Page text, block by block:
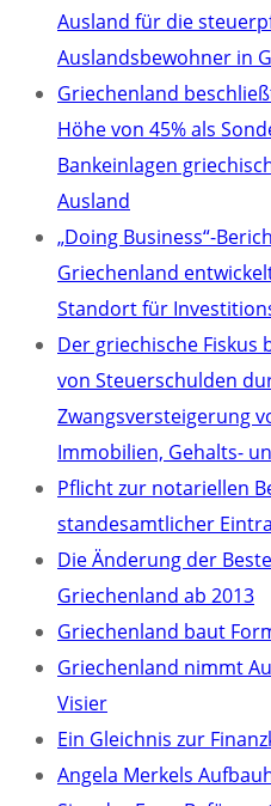
Ausland für die
Auslandsbewohner in
Griechenland
Höhe von 45% als
Bankeinlagen
Ausland
„Doing Business“-
Griechenland
Standort für
Der griechische
von Steuerschulden
Zwangsversteigerung
Immobilien, Gehalts-
Pflicht zur notariellen
standesamtlicher
Die Änderung der
Griechenland ab 2013
Griechenland baut
Griechenland nimmt
Visier
Ein Gleichnis zur
Angela Merkels